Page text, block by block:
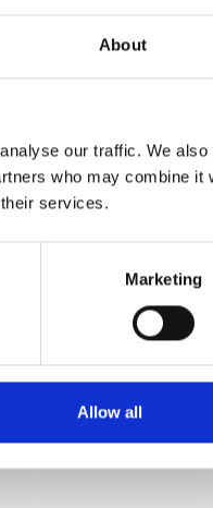
About
our traffic. We also
who may combine it
services.
Marketing
Allow all
379,00 DKK